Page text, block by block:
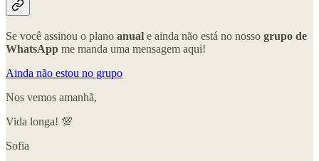
Se você assinou o plano anual e ainda não está no nosso grupo de
WhatsApp me manda uma mensagem aqui!
Ainda não estou no grupo
Nos vemos amanhã,
Vida longa! 💯
Sofia